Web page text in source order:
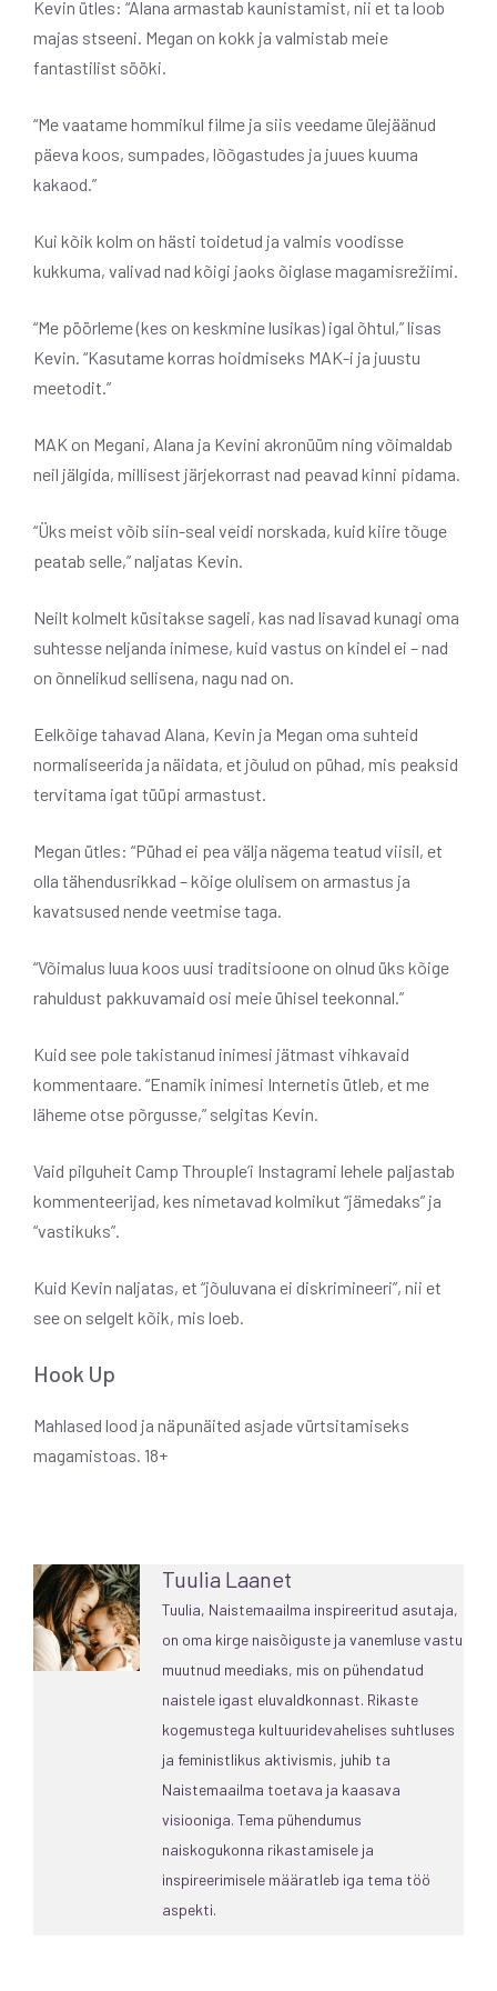
Kevin ütles: “Alana armastab kaunistamist, nii et ta loob
majas stseeni. Megan on kokk ja valmistab meie
fantastilist sööki.
“Me vaatame hommikul filme ja siis veedame ülejäänud
päeva koos, sumpades, lõõgastudes ja juues kuuma
kakaod.”
Kui kõik kolm on hästi toidetud ja valmis voodisse
kukkuma, valivad nad kõigi jaoks õiglase magamisrežiimi.
“Me pöörleme (kes on keskmine lusikas) igal õhtul,” lisas
Kevin. “Kasutame korras hoidmiseks MAK-i ja juustu
meetodit.”
MAK on Megani, Alana ja Kevini akronüüm ning võimaldab
neil jälgida, millisest järjekorrast nad peavad kinni pidama.
“Üks meist võib siin-seal veidi norskada, kuid kiire tõuge
peatab selle,” naljatas Kevin.
Neilt kolmelt küsitakse sageli, kas nad lisavad kunagi oma
suhtesse neljanda inimese, kuid vastus on kindel ei – nad
on õnnelikud sellisena, nagu nad on.
Eelkõige tahavad Alana, Kevin ja Megan oma suhteid
normaliseerida ja näidata, et jõulud on pühad, mis peaksid
tervitama igat tüüpi armastust.
Megan ütles: “Pühad ei pea välja nägema teatud viisil, et
olla tähendusrikkad – kõige olulisem on armastus ja
kavatsused nende veetmise taga.
“Võimalus luua koos uusi traditsioone on olnud üks kõige
rahuldust pakkuvamaid osi meie ühisel teekonnal.”
Kuid see pole takistanud inimesi jätmast vihkavaid
kommentaare. “Enamik inimesi Internetis ütleb, et me
läheme otse põrgusse,” selgitas Kevin.
Vaid pilguheit Camp Throuple’i Instagrami lehele paljastab
kommenteerijad, kes nimetavad kolmikut “jämedaks” ja
“vastikuks”.
Kuid Kevin naljatas, et “jõuluvana ei diskrimineeri”, nii et
see on selgelt kõik, mis loeb.
Hook Up
Mahlased lood ja näpunäited asjade vürtsitamiseks
magamistoas. 18+
Tuulia Laanet
Tuulia, Naistemaailma inspireeritud asutaja,
on oma kirge naisõiguste ja vanemluse vastu
muutnud meediaks, mis on pühendatud
naistele igast eluvaldkonnast. Rikaste
kogemustega kultuuridevahelises suhtluses
ja feministlikus aktivismis, juhib ta
Naistemaailma toetava ja kaasava
visiooniga. Tema pühendumus
naiskogukonna rikastamisele ja
inspireerimisele määratleb iga tema töö
aspekti.